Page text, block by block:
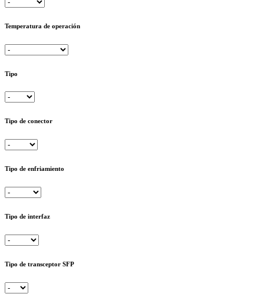
Temperatura de operación
Tipo
Tipo de conector
Tipo de enfriamiento
Tipo de interfaz
Tipo de transceptor SFP